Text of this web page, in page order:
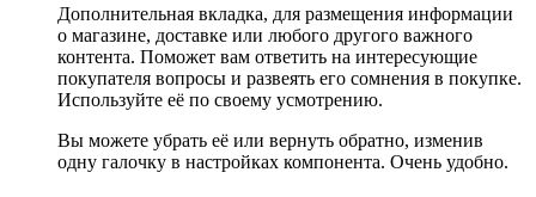
Дополнительная вкладка, для размещения информации
о магазине, доставке или любого другого важного
контента. Поможет вам ответить на интересующие
покупателя вопросы и развеять его сомнения в покупке.
Используйте её по своему усмотрению.
Вы можете убрать её или вернуть обратно, изменив
одну галочку в настройках компонента. Очень удобно.